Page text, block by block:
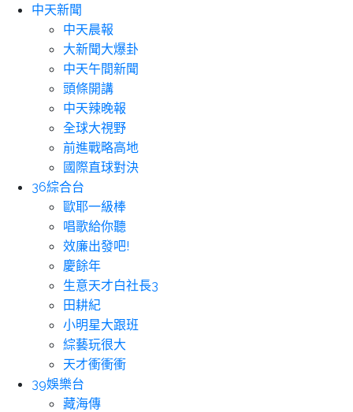
中天新聞
中天晨報
大新聞大爆卦
中天午間新聞
頭條開講
中天辣晚報
全球大視野
前進戰略高地
國際直球對決
36綜合台
歐耶一級棒
唱歌給你聽
效廉出發吧!
慶餘年
生意天才白社長3
田耕紀
小明星大跟班
綜藝玩很大
天才衝衝衝
39娛樂台
藏海傳